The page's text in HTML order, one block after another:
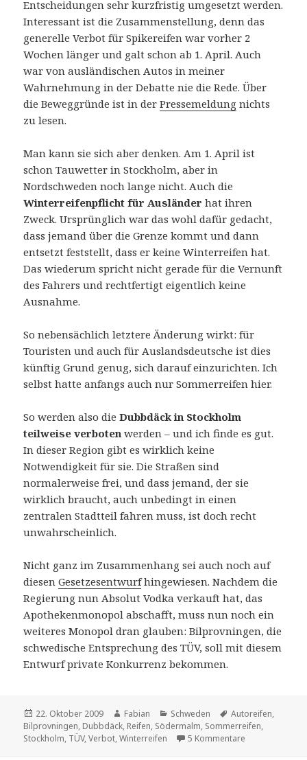
Entscheidungen sehr kurzfristig umgesetzt werden.
Interessant ist die Zusammenstellung, denn das
generelle Verbot für Spikereifen war vorher 2
Wochen länger und galt schon ab 1. April. Auch
war von ausländischen Autos in meiner
Wahrnehmung in der Debatte nie die Rede. Über
die Beweggründe ist in derPressemeldung nichts
zu lesen.
Man kann sie sich aber denken. Am 1. April ist
schon Tauwetter in Stockholm, aber in
Nordschweden noch lange nicht. Auch die
Winterreifenpflicht für Ausländer hat ihren
Zweck. Ursprünglich war das wohl dafür gedacht,
dass jemand über die Grenze kommt und dann
entsetzt feststellt, dass er keine Winterreifen hat.
Das wiederum spricht nicht gerade für die Vernunft
des Fahrers und rechtfertigt eigentlich keine
Ausnahme.
So nebensächlich letztere Änderung wirkt: für
Touristen und auch für Auslandsdeutsche ist dies
künftig Grund genug, sich darauf einzurichten. Ich
selbst hatte anfangs auch nur Sommerreifen hier.
So werden also dieDubbdäck in Stockholm
teilweise verboten werden – und ich finde es gut.
In dieser Region gibt es wirklich keine
Notwendigkeit für sie. Die Straßen sind
normalerweise frei, und dass jemand, der sie
wirklich braucht, auch unbedingt in einen
zentralen Stadtteil fahren muss, ist doch recht
unwahrscheinlich.
Nicht ganz im Zusammenhang sei auch noch auf
diesenGesetzesentwurfhingewiesen. Nachdem die
Regierung nun Absolut Vodka verkauft hat, das
Apothekenmonopol abschafft, muss nun noch ein
weiteres Monopol dran glauben: Bilprovningen, die
schwedische Entsprechung des TÜV, soll mit diesem
Entwurf private Konkurrenz bekommen.
Veröffentlicht
am
22. Oktober 2009 Autor
Fabian Kategorien
Schweden Schlagwörter
Autoreifen,
Bilprovningen, Dubbdäck, Reifen, Södermalm, Sommerreifen,
Stockholm, TÜV,Verbot,Winterreifen 5 Kommentare